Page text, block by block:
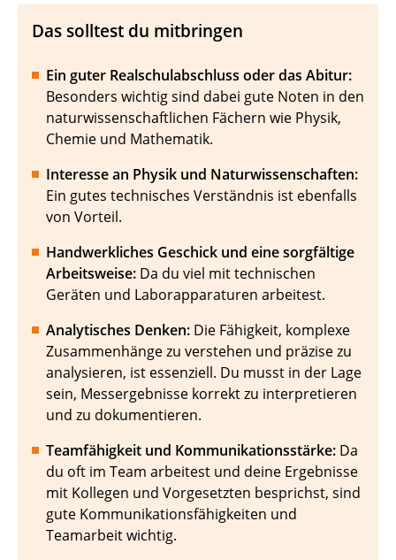
Das solltest du mitbringen
Ein guter Realschulabschluss oder das Abitur:
Besonders wichtig sind dabei gute Noten in den
naturwissenschaftlichen Fächern wie Physik,
Chemie und Mathematik.
Interesse an Physik und Naturwissenschaften:
Ein gutes technisches Verständnis ist ebenfalls
von Vorteil.
Handwerkliches Geschick und eine sorgfältige
Arbeitsweise: Da du viel mit technischen
Geräten und Laborapparaturen arbeitest.
Analytisches Denken: Die Fähigkeit, komplexe
Zusammenhänge zu verstehen und präzise zu
analysieren, ist essenziell. Du musst in der Lage
sein, Messergebnisse korrekt zu interpretieren
und zu dokumentieren.
Teamfähigkeit und Kommunikationsstärke: Da
du oft im Team arbeitest und deine Ergebnisse
mit Kollegen und Vorgesetzten besprichst, sind
gute Kommunikationsfähigkeiten und
Teamarbeit wichtig.